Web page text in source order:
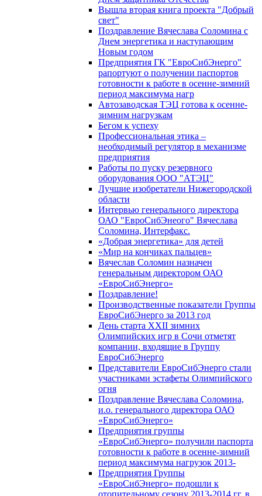
Вышла вторая книга проекта "Добрый
свет"
Поздравление Вячеслава Соломина с
Днем энергетика и наступающим
Новым годом
Предприятия ГК "ЕвроСибЭнерго"
рапортуют о получении паспортов
готовности к работе в осенне-зимний
период максимума нагр
Автозаводская ТЭЦ готова к осенне-
зимним нагрузкам
Бегом к успеху
Профессиональная этика –
необходимый регулятор в механизме
предприятия
Работы по пуску резервного
оборудования ООО "АТЭЦ"
Лучшие изобретатели Нижегородской
области
Интервью генерального директора
ОАО "ЕвроСибЭнеого" Вячеслава
Соломина, Интерфакс.
«Добрая энергетика» для детей
«Мир на кончиках пальцев»
Вячеслав Соломин назначен
генеральным директором ОАО
«ЕвроСибЭнерго»
Поздравление!
Производственные показатели Группы
ЕвроСибЭнерго за 2013 год
День старта XXII зимних
Олимпийских игр в Сочи отметят
компании, входящие в Группу
ЕвроСибЭнерго
Представители ЕвроСибЭнерго стали
участниками эстафеты Олимпийского
огня
Поздравление Вячеслава Соломина,
и.о. генерального директора ОАО
«ЕвроСибЭнерго»
Предприятия группы
«ЕвроСибЭнерго» получили паспорта
готовности к работе в осенне-зимний
период максимума нагрузок 2013-
Предприятия Группы
«ЕвроСибЭнерго» подошли к